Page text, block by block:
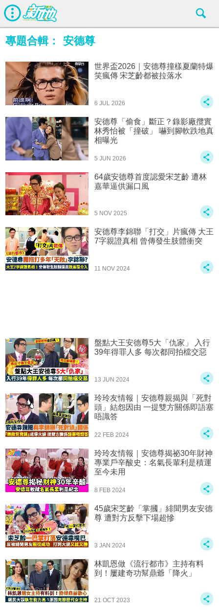
專題合輯： 安德尊
世界盃2026｜安德尊撞樣夏蘭特爆
笑瘋傳 宋芝齡都被拉落水
6 JUL 2026
安德尊「偷食」斷正？錄影廠攬實
林秀怡被「撞破」 嚇到腳軟跌地真
相曝光
5 JUN 2026
64歲安德尊首度認愛宋芝齡 遭林
嘉華逼供漏口風
5 NOV 2025
安德尊李錦聯「打交」片瘋傳 大王
7字親證真相 曾傳發生肢體衝突
11 NOV 2024
盤點大王安德尊5大「仇家」 入行
39年得罪人多 每次都同拍檔交惡
13 JUN 2024
玲玲友情報｜安德尊親揭與「死對
頭」結怨因由 一提雙方關係即語塞
唔識答
22 FEB 2024
玲玲友情報｜安德尊揭祕30年財神
專業戶辛酸史：名氣長輩利是積運
至今未用
8 FEB 2024
45歲宋芝齡「掌摑」緋聞男友安德
尊 遭對方反擊下場超慘
3 JAN 2024
林凱恩做《流行都市》主持有料
到！屢建奇功幫鼎爺「降火」
21 OCT 2023